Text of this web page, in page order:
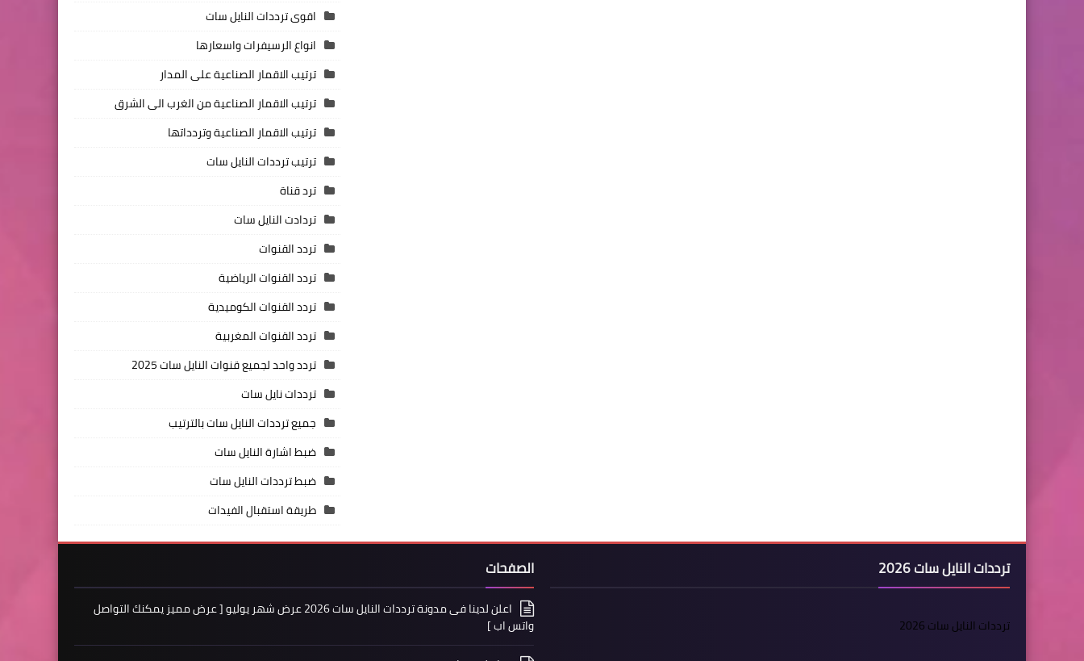
اقوى ترددات النايل سات
انواع الرسيفرات واسعارها
ترتيب الاقمار الصناعية على المدار
ترتيب الاقمار الصناعية من الغرب الى الشرق
ترتيب الاقمار الصناعية وتردداتها
ترتيب ترددات النايل سات
ترد قناة
تردادت النايل سات
تردد القنوات
تردد القنوات الرياضية
تردد القنوات الكوميدية
تردد القنوات المغربية
تردد واحد لجميع قنوات النايل سات 2025
ترددات نايل سات
جميع ترددات النايل سات بالترتيب
ضبط اشارة النايل سات
ضبط ترددات النايل سات
طريقة استقبال الفيدات
ترددات النايل سات 2026
ترددات النايل سات 2026
الصفحات
اعلن لدينا فى مدونة ترددات النايل سات 2026 عرض شهر يوليو [ عرض مميز يمكنك التواصل
واتس اب ]